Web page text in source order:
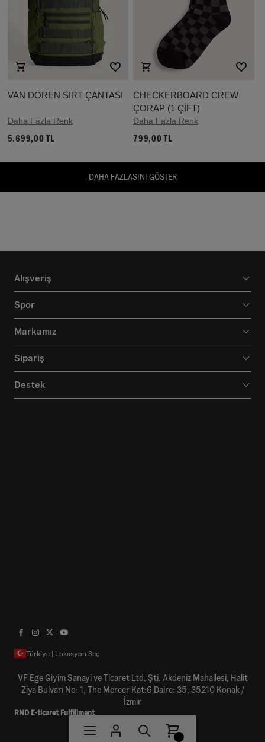
VAN DOREN SIRT ÇANTASI
Daha Fazla Renk
5.699,00 TL
CHECKERBOARD CREW
ÇORAP (1 ÇİFT)
Daha Fazla Renk
799,00 TL
DAHA FAZLASINI GÖSTER
Alışveriş
Spor
Markamız
Sipariş
Destek
Türkiye | Lokasyon Seç
VF Ege Giyim Sanayi ve Ticaret Ltd. Şti. Akdeniz Mahallesi, Halit
Ziya Bulvarı No: 1, The Mercer Kat:6 Daire: 35, 35210 Konak /
İzmir
RND E-ticaret Fulfillment